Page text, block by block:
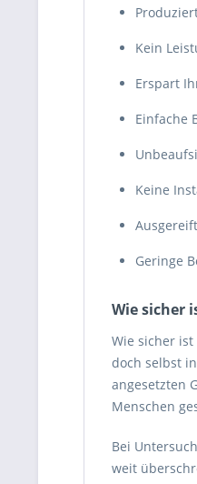
Kein
Erspart
Einfache
Keine
Geringe
Wie sicher
Wie sicher
doch selbst
angesetzten
Menschen
Bei
weit